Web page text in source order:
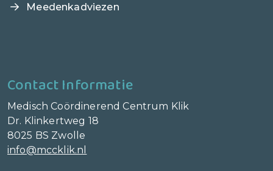
Meedenkadviezen
Contact Informatie
Medisch Coördinerend Centrum Klik
Dr. Klinkertweg 18
8025 BS Zwolle
info@mccklik.nl